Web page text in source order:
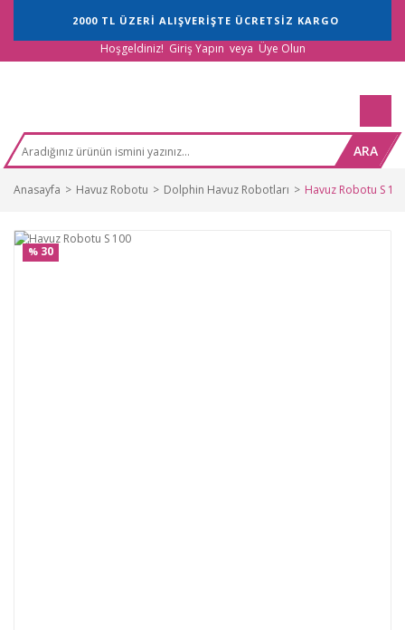
2000 TL ÜZERİ ALIŞVERİŞTE ÜCRETSİZ KARGO
Hoşgeldiniz! Giriş Yapın veya Üye Olun
ARA
Anasayfa Havuz Robotu Dolphin Havuz Robotları Havuz Robotu S
% 30